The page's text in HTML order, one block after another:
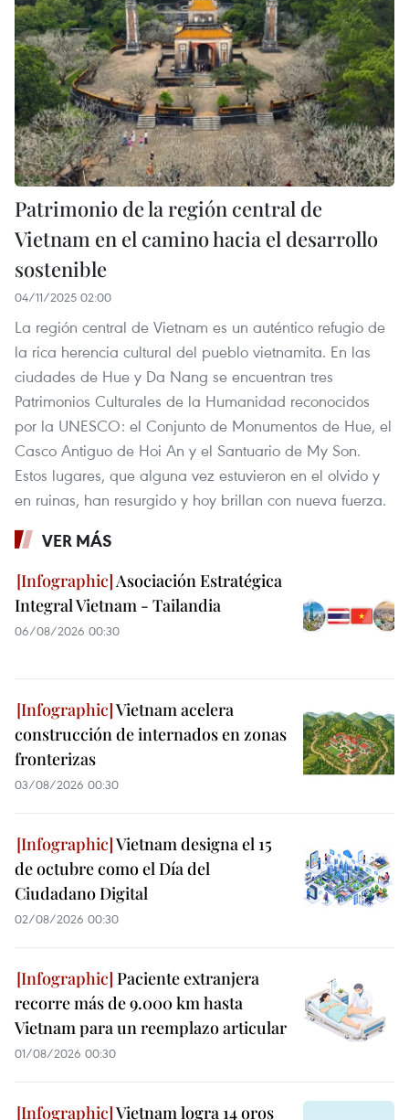
Patrimonio de la región central de
Vietnam en el camino hacia el desarrollo
sostenible
04/11/2025 02:00
La región central de Vietnam es un auténtico refugio de
la rica herencia cultural del pueblo vietnamita. En las
ciudades de Hue y Da Nang se encuentran tres
Patrimonios Culturales de la Humanidad reconocidos
por la UNESCO: el Conjunto de Monumentos de Hue, el
Casco Antiguo de Hoi An y el Santuario de My Son.
Estos lugares, que alguna vez estuvieron en el olvido y
en ruinas, han resurgido y hoy brillan con nueva fuerza.
VER MÁS
Asociación Estratégica
Integral Vietnam - Tailandia
06/08/2026 00:30
Vietnam acelera
construcción de internados en zonas
fronterizas
03/08/2026 00:30
Vietnam designa el 15
de octubre como el Día del
Ciudadano Digital
02/08/2026 00:30
Paciente extranjera
recorre más de 9.000 km hasta
Vietnam para un reemplazo articular
01/08/2026 00:30
Vietnam logra 14 oros